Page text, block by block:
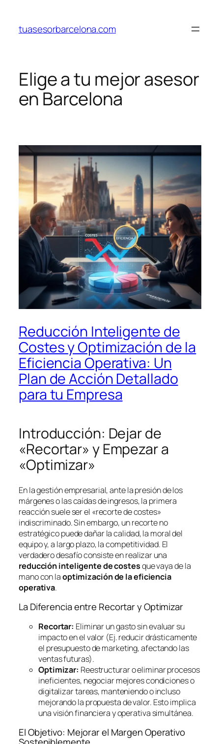
contenido
tuasesorbarcelona.com
Elige a tu mejor asesor
en Barcelona
Reducción Inteligente de
Costes y Optimización de la
Eficiencia Operativa: Un
Plan de Acción Detallado
para tu Empresa
Introducción: Dejar de
«Recortar» y Empezar a
«Optimizar»
En la gestión empresarial, ante la presión de los
márgenes o las caídas de ingresos, la primera
reacción suele ser el «recorte de costes»
indiscriminado. Sin embargo, un recorte no
estratégico puede dañar la calidad, la moral del
equipo y, a largo plazo, la competitividad. El
verdadero desafío consiste en realizar una
reducción inteligente de costesque vaya de la
mano con laoptimización de la eficiencia
operativa.
La Diferencia entre Recortar y Optimizar
Recortar: Eliminar un gasto sin evaluar su
impacto en el valor (Ej. reducir drásticamente
el presupuesto de marketing, afectando las
ventas futuras).
Optimizar: Reestructurar o eliminar procesos
ineficientes, negociar mejores condiciones o
digitalizar tareas, manteniendo o incluso
mejorando la propuesta de valor. Esto implica
una visión financiera y operativa simultánea.
El Objetivo: Mejorar el Margen Operativo